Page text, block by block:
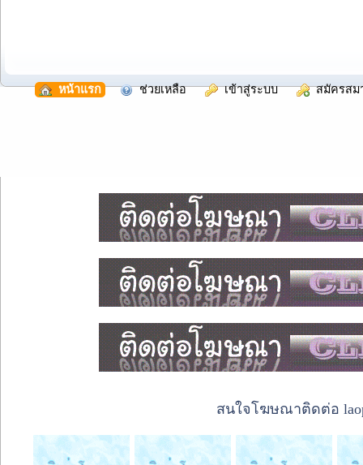
หน้าแรก ช่วยเหลือ เข้าสู่ระบบ สมัครสม
สนใจโฆษณาติดต่อ